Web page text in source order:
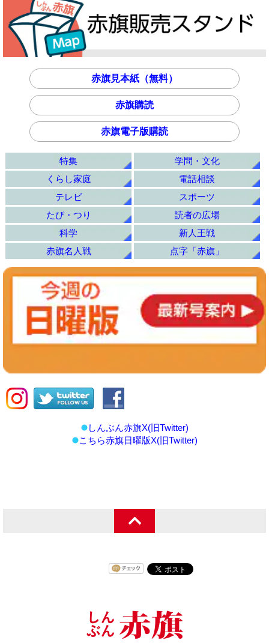
赤旗見本紙（無料）
赤旗購読
赤旗電子版購読
特集
学問・文化
くらし家庭
電話相談
テレビ
スポーツ
たび・つり
読者の広場
科学
新人王戦
赤旗名人戦
点字「赤旗」
しんぶん赤旗X(旧Twitter)
こちら赤旗日曜版X(旧Twitter)